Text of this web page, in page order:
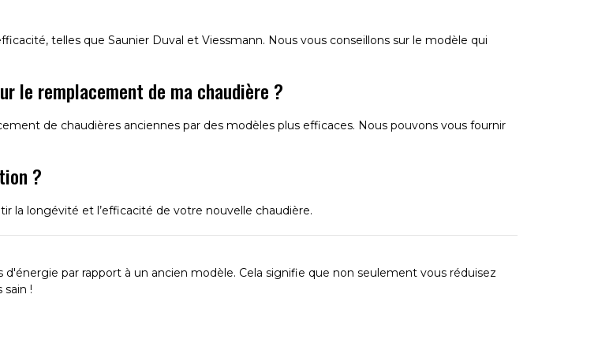
telles que Saunier Duval et Viessmann. Nous vous conseillons sur le modèle qui
le remplacement de ma chaudière ?
de chaudières anciennes par des modèles plus efficaces. Nous pouvons vous fournir
?
la longévité et l’efficacité de votre nouvelle chaudière.
par rapport à un ancien modèle. Cela signifie que non seulement vous réduisez
!